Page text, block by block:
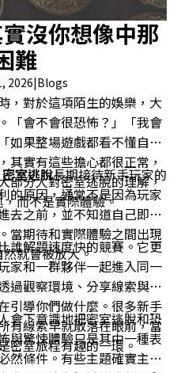
沒你想像中那
難
2026|Blogs
，對於這項陌生的娛樂，大
「會不會很恐怖？」「我會
如果整場遊戲都看不懂自己
實有這些擔心都很正常，
部分人對密室逃脫的理解，
而不是實際體驗。
室逃脫長期接待新手玩家的
的原因，通常不是因為玩家
去之前，並不知道自己即將
當期待和實際體驗之間出現
就會被放大。
誰解題速度快的競賽。它更
家和一群夥伴一起進入同一
過觀察環境、分享線索與操
引導你們做什麼。很多新手
有線索早就散落在眼前，當
密室旅程有趣的一環。
會下意識地把密室逃脫和恐
與驚悚體驗只是其中一種表
然條件。有些主題確實主打